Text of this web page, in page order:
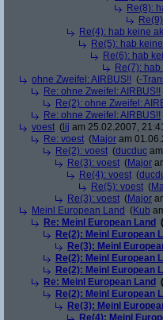
Re(8):
Re(4): hab keine
Re(5): hab
Re(6): hab
Re(7):
ohne Zweifel: AIRBUS!! (-
Re: ohne Zweifel: AIRBUS!!
Re(2): ohne Zweifel:
Re: ohne Zweifel: AIRBUS!!
voest ( lij am 25.02.2007,
Re: voest (Major am
Re(2): voest (ducduc
Re(3): voest (Major
Re(4): voest (
Re(5): voest (
Re(3): voest (Major
Meinl European Land (Kub
Re: Meinl European Land (
Re(2): Meinl European
Re(3): Meinl
Re(2): Meinl European
Re(2): Meinl European
Re: Meinl European Land (
Re(2): Meinl European
Re(3): Meinl
Re(4): Meinl